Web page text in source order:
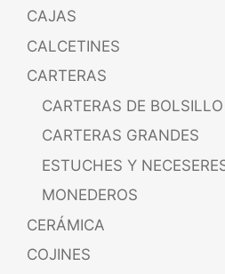
CAJAS
CALCETINES
CARTERAS
CARTERAS DE BOLSILLO
CARTERAS GRANDES
ESTUCHES Y
MONEDEROS
CERÁMICA
COJINES